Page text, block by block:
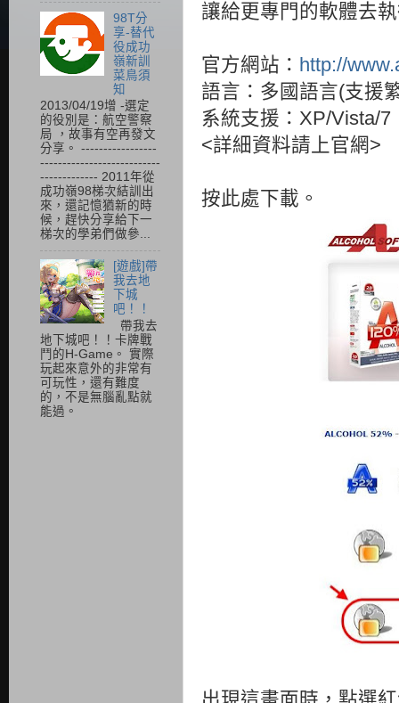
讓給更專門的軟體去
官方網站： http://
語言：多國語言(支援
系統支援：XP/Vista/7
<詳細資料請上官網>
按此處下載。
98T分
享-替代
役成功
嶺新訓
菜鳥須
知
2013/04/19增 -選定
的役別是：航空警察
局 ，故事有空再發文
分享。 -----------------
---------------------------
------------- 2011年從
成功嶺98梯次結訓出
來，還記憶猶新的時
候，趕快分享給下一
梯次的學弟們做參...
[遊戲]帶
我去地
下城
吧！！
帶我去
地下城吧！！卡牌戰
鬥的H-Game。 實際
玩起來意外的非常有
可玩性，還有難度
的，不是無腦亂點就
能過。